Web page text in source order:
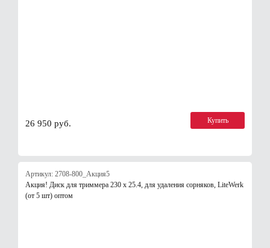
26 950 руб. Купить
Артикул: 2708-800_Акция5
Акция! Диск для триммера 230 х 25.4, для удаления сорняков, LiteWerk
(от 5 шт) оптом